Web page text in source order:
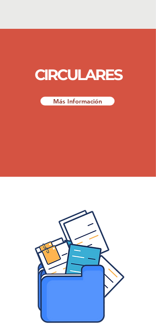
CIRCULARES
Más Información